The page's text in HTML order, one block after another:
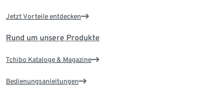
Jetzt Vorteile entdecken
Rund um unsere Produkte
Tchibo Kataloge & Magazine
Bedienungsanleitungen